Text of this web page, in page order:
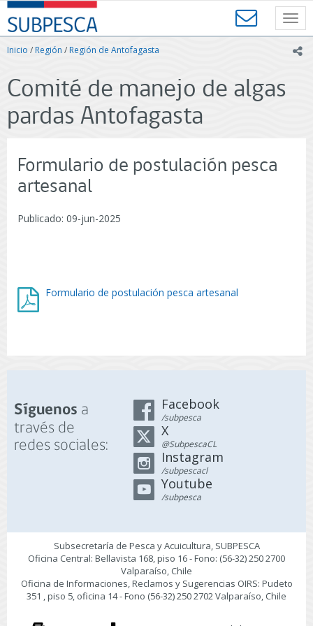
Contenido
principal
SUBPESCA
-
Subsecretaría
Acuicultura
-
Chile
Inicio /Región /Región de Antofagasta
Comité de manejo de algas
pardas Antofagasta
Formulario de postulación pesca
artesanal
Publicado: 09-jun-2025
Formulario de postulación pesca artesanal
Síguenos a
través de
redes sociales:
Facebook
/subpesca
X
@SubpescaCL
Instagram
/subpescacl
Youtube
/subpesca
Subsecretaría de Pesca y Acuicultura, SUBPESCA
Oficina Central: Bellavista 168, piso 16 - Fono: (56-32) 250 2700
Valparaíso, Chile
Oficina de Informaciones, Reclamos y Sugerencias OIRS: Pudeto
351 , piso 5, oficina 14 - Fono (56-32) 250 2702 Valparaíso, Chile